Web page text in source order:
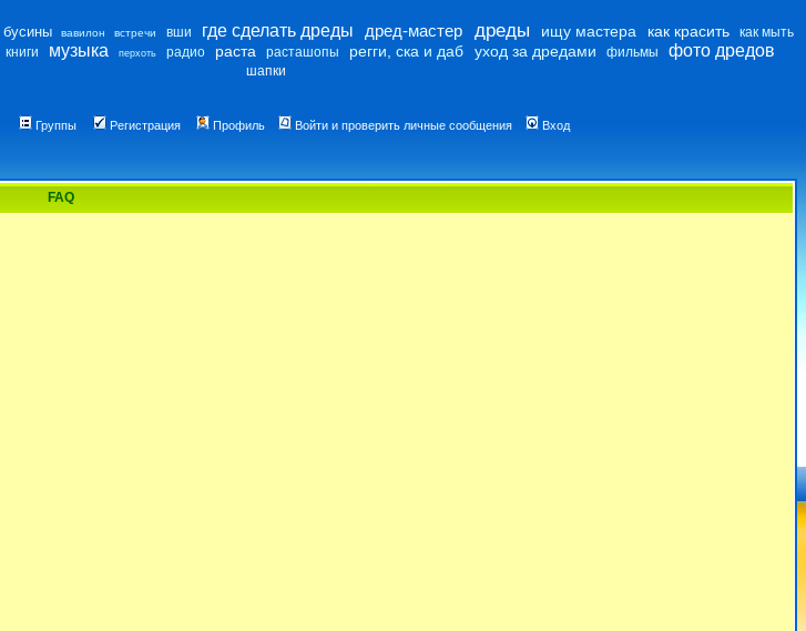
бусины вавилон встречи вши где сделать дреды дред-мастер дреды ищу мастера как красить как мыть
книги музыка перхоть радио раста расташопы регги, ска и даб уход за дредами фильмы фото дредов
шапки
Группы Регистрация Профиль Войти и проверить личные сообщения Вход
FAQ